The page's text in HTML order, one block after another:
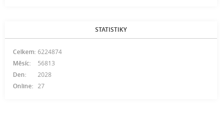
STATISTIKY
Online: 27
Celkem: 6224874
Měsíc:
56813
Den:
2028